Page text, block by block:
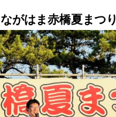
ながはま赤橋夏まつり